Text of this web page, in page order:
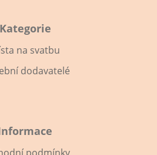
Kategorie
na svatbu
dodavatelé